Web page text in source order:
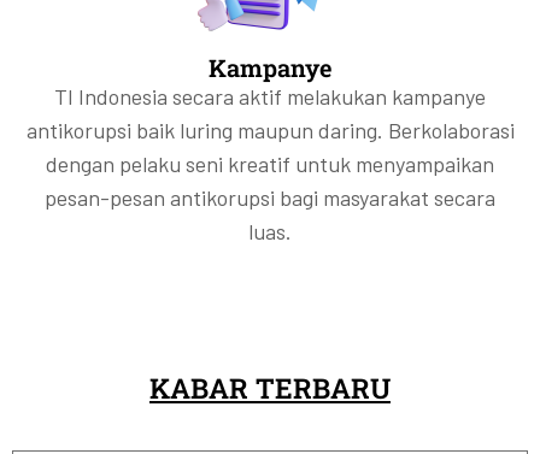
Kampanye
TI Indonesia secara aktif melakukan kampanye
antikorupsi baik luring maupun daring. Berkolaborasi
dengan pelaku seni kreatif untuk menyampaikan
pesan-pesan antikorupsi bagi masyarakat secara
luas.
KABAR TERBARU